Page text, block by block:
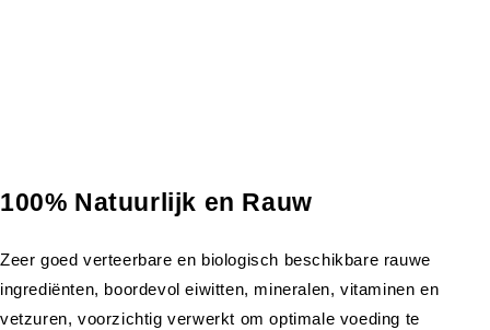
100% Natuurlijk en Rauw
Zeer goed verteerbare en biologisch beschikbare rauwe
ingrediënten, boordevol eiwitten, mineralen, vitaminen en
vetzuren, voorzichtig verwerkt om optimale voeding te